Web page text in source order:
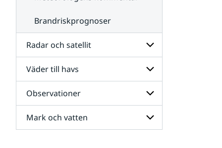
Brandriskprognoser
Radar och satellit
Undersidor
för
Radar
och
satellit
Väder till havs
Undersidor
för
Väder
till
havs
Observationer
Undersidor
för
Mark och vatten